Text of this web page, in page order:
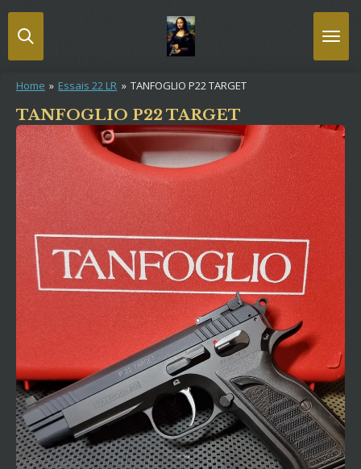
Passer
au
Home » Essais 22 LR » TANFOGLIO P22 TARGET
TANFOGLIO P22 TARGET